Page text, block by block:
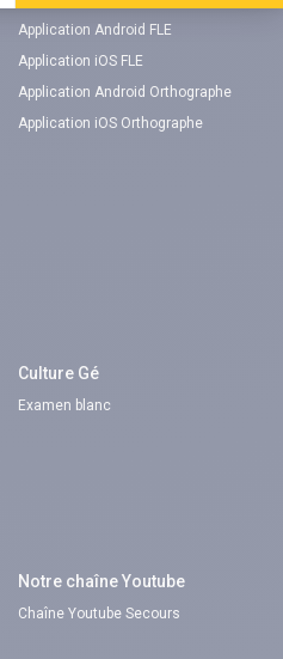
Application Android FLE
Application iOS FLE
Application Android Orthographe
Application iOS Orthographe
Culture Gé
Examen blanc
Notre chaîne Youtube
Chaîne Youtube Secours